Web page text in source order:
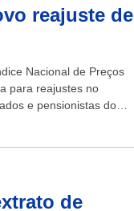
reajuste de
Nacional de Preços
para reajustes no
e pensionistas do
de